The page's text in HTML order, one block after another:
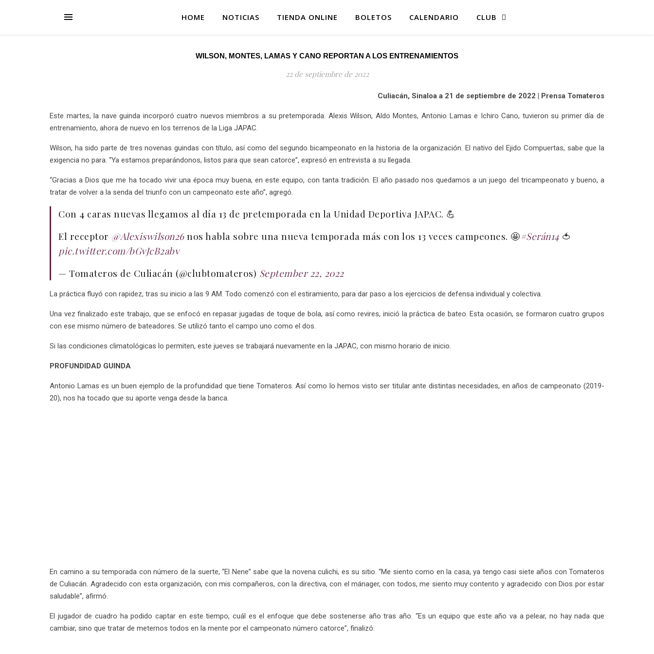
HOME NOTICIAS TIENDA ONLINE BOLETOS CALENDARIO CLUB
WILSON, MONTES, LAMAS Y CANO REPORTAN A LOS ENTRENAMIENTOS
22 de septiembre de 2022
Culiacán, Sinaloa a 21 de septiembre de 2022 | Prensa Tomateros
Este martes, la nave guinda incorporó cuatro nuevos miembros a su pretemporada. Alexis Wilson, Aldo Montes, Antonio Lamas e Ichiro Cano, tuvieron su primer día de
entrenamiento, ahora de nuevo en los terrenos de la Liga JAPAC.
Wilson, ha sido parte de tres novenas guindas con título, así como del segundo bicampeonato en la historia de la organización. El nativo del Ejido Compuertas, sabe que la
exigencia no para. “Ya estamos preparándonos, listos para que sean catorce”, expresó en entrevista a su llegada.
“Gracias a Dios que me ha tocado vivir una época muy buena, en este equipo, con tanta tradición. El año pasado nos quedamos a un juego del tricampeonato y bueno, a
tratar de volver a la senda del triunfo con un campeonato este año”, agregó.
Con 4 caras nuevas llegamos al día 13 de pretemporada en la Unidad Deportiva JAPAC. 💪
El receptor @Alexiswilson26nos habla sobre una nueva temporada más con los 13 veces campeones. 🤩#Serán14🍅
pic.twitter.com/bGvJcB2abv
— Tomateros de Culiacán (@clubtomateros) September 22, 2022
La práctica fluyó con rapidez, tras su inicio a las 9 AM. Todo comenzó con el estiramiento, para dar paso a los ejercicios de defensa individual y colectiva.
Una vez finalizado este trabajo, que se enfocó en repasar jugadas de toque de bola, así como revires, inició la práctica de bateo. Esta ocasión, se formaron cuatro grupos
con ese mismo número de bateadores. Se utilizó tanto el campo uno como el dos.
Si las condiciones climatológicas lo permiten, este jueves se trabajará nuevamente en la JAPAC, con mismo horario de inicio.
PROFUNDIDAD GUINDA
Antonio Lamas es un buen ejemplo de la profundidad que tiene Tomateros. Así como lo hemos visto ser titular ante distintas necesidades, en años de campeonato (2019-
20), nos ha tocado que su aporte venga desde la banca.
En camino a su temporada con número de la suerte, “El Nene” sabe que la novena culichi, es su sitio. “Me siento como en la casa, ya tengo casi siete años con Tomateros
de Culiacán. Agradecido con esta organización, con mis compañeros, con la directiva, con el mánager, con todos, me siento muy contento y agradecido con Dios por estar
saludable”, afirmó.
El jugador de cuadro ha podido captar en este tiempo, cuál es el enfoque que debe sostenerse año tras año. “Es un equipo que este año va a pelear, no hay nada que
cambiar, sino que tratar de meternos todos en la mente por el campeonato número catorce”, finalizó.